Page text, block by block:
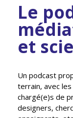
Le
et
Un podcast
terrain, avec
chargé(e)s de
designers,